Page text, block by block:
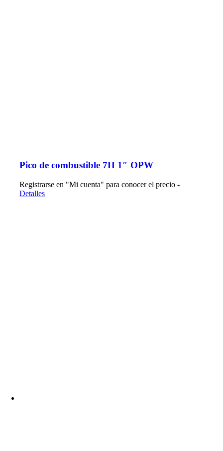
Pico de combustible 7H 1″ OPW
Registrarse en "Mi cuenta" para conocer el precio -
Detalles